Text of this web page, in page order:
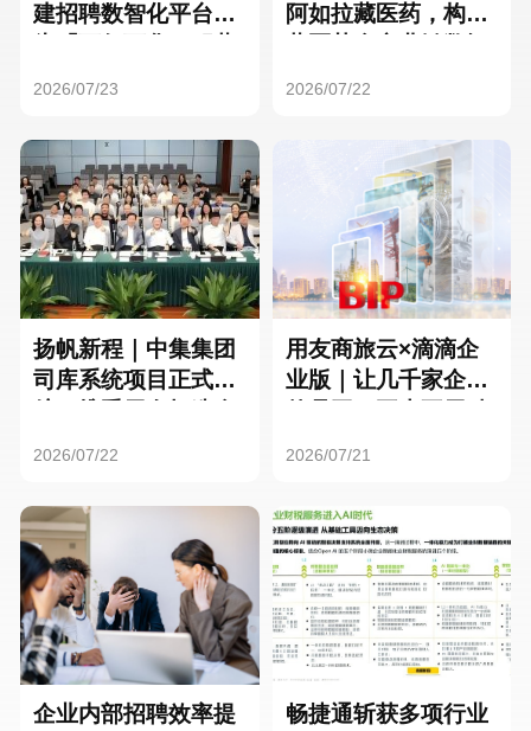
建招聘数智化平台，
2026/07/23
阿如拉藏医药，构建
2026/07/22
扬帆新程｜中集集团
司库系统项目正式启
2026/07/22
用友商旅云×滴滴企
业版｜让几千家企业
2026/07/21
企业内部招聘效率提
畅捷通斩获多项行业